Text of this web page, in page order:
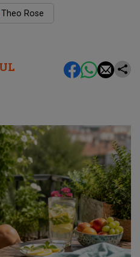
Theo Rose